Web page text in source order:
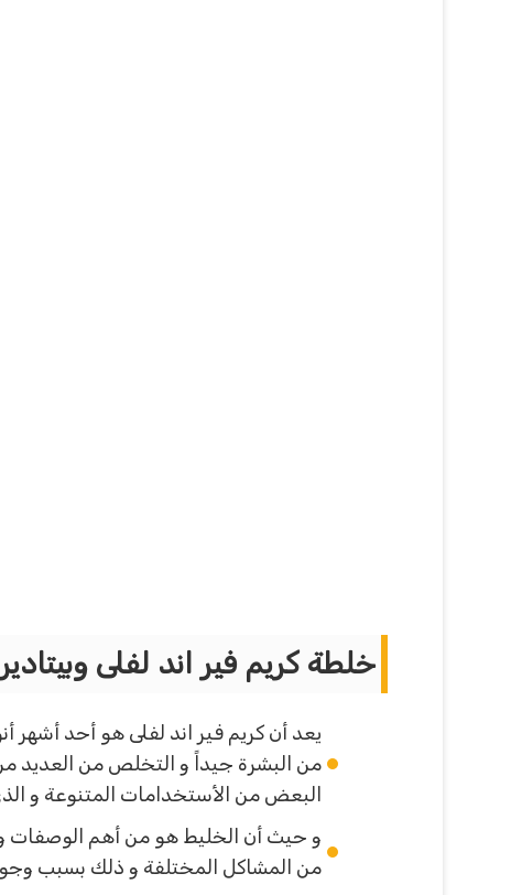
خلطة كريم فير اند لفلى
يعد أن كريم فير اند لفلى هو أحد أشهر
من البشرة جيداً و التخلص من العديد
البعض من الأستخدامات المتنوعة و
و حيث أن الخليط هو من أهم الوصفات
من المشاكل المختلفة و ذلك بسبب وجود